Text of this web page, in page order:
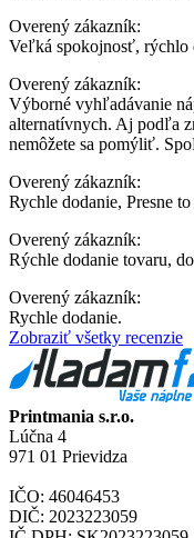
Overený zákazník:
Veľká spokojnosť, rýchlo
Overený zákazník:
Výborné vyhľadávanie
alternatívnych. Aj podľa
nemôžete sa pomýliť.
Overený zákazník:
Rychle dodanie, Presne
Overený zákazník:
Rýchle dodanie tovaru,
Overený zákazník:
Rychle dodanie.
Zobraziť všetky recenzie
Printmania s.r.o.
Lúčna 4
971 01 Prievidza
IČO: 46046453
DIČ: 2023223059